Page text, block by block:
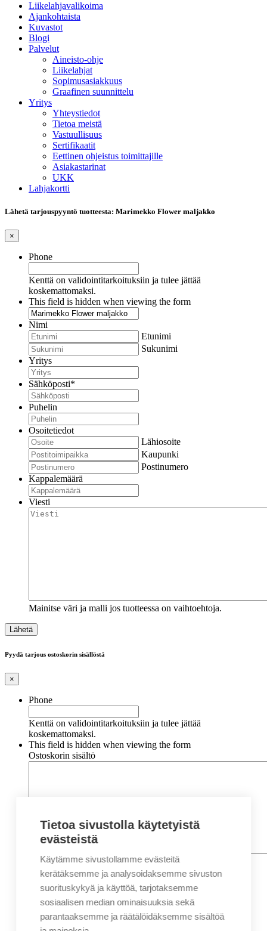
Liikelahjavalikoima
Ajankohtaista
Kuvastot
Blogi
Palvelut
Aineisto-ohje
Liikelahjat
Sopimusasiakkuus
Graafinen suunnittelu
Yritys
Yhteystiedot
Tietoa meistä
Vastuullisuus
Sertifikaatit
Eettinen ohjeistus toimittajille
Asiakastarinat
UKK
Lahjakortti
Lähetä tarjouspyyntö tuotteesta: Marimekko Flower maljakko
×
Phone
Kenttä on validointitarkoituksiin ja tulee jättää
koskemattomaksi.
This field is hidden when viewing the form
Nimi
Etunimi
Sukunimi
Yritys
Sähköposti*
Puhelin
Osoitetiedot
Lähiosoite
Kaupunki
Postinumero
Kappalemäärä
Viesti
Mainitse väri ja malli jos tuotteessa on vaihtoehtoja.
Pyydä tarjous ostoskorin sisällöstä
×
Phone
Kenttä on validointitarkoituksiin ja tulee jättää
koskemattomaksi.
This field is hidden when viewing the form
Ostoskorin sisältö
Nimi*
Etunimi
Sukunimi
Sähköposti*
Tietoa sivustolla käytetyistä
evästeistä
Käytämme sivustollamme evästeitä
kerätäksemme ja analysoidaksemme sivuston
suorituskykyä ja käyttöä, tarjotaksemme
sosiaalisen median ominaisuuksia sekä
parantaaksemme ja räätälöidäksemme sisältöä